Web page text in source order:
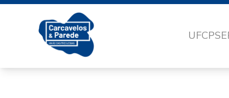
UFCP